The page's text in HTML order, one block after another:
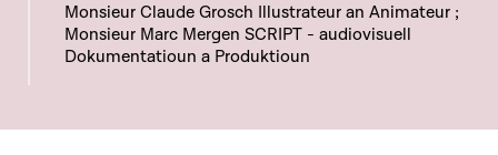
Monsieur Claude Grosch Illustrateur an Animateur ;
Monsieur Marc Mergen SCRIPT - audiovisuell
Dokumentatioun a Produktioun